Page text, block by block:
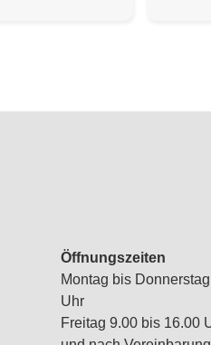
Öffnungszeiten
Montag bis
Uhr
Freitag 9.00 bis 16.00